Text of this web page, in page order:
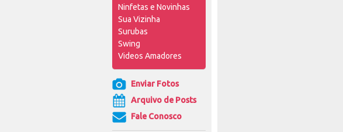
Ninfetas e Novinhas
Sua Vizinha
Surubas
Swing
Videos Amadores
Enviar Fotos
Arquivo de Posts
Fale Conosco